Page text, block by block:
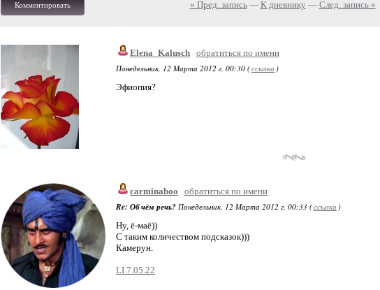
Комментировать « Пред. запись— К дневнику — След. запись »
Elena_Kalusch обратиться по имени
Понедельник, 12 Марта 2012 г. 00:30 (ссылка )
Эфиопия?
carminaboo обратиться по имени
Re: Об чём речь? Понедельник, 12 Марта 2012 г. 00:33 (ссылка )
Ну, ё-маё))
С таким количеством подсказок)))
Камерун.
LI 7.05.22